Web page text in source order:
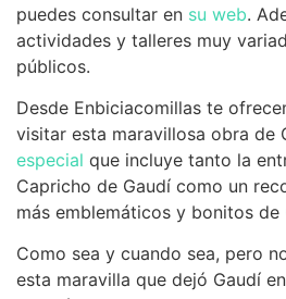
puedes consultar en su web.
actividades y talleres muy
públicos.
Desde Enbiciacomillas te
visitar esta maravillosa obra de
especial que incluye tanto la
Capricho de Gaudí como un
más emblemáticos y bonitos de
Como sea y cuando sea, pero
esta maravilla que dejó Gaudí